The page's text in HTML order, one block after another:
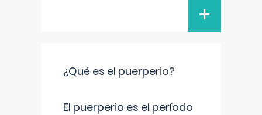
+
¿Qué es el puerperio?
El puerperio es el período